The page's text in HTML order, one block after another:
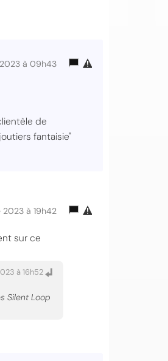
à 09h43
de
fantaisie"
à 19h42
sur ce
à 16h52
Silent Loop